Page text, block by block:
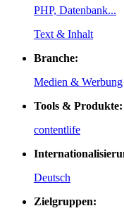
PHP, Datenbank...
Text & Inhalt
Branche:
Medien & Werbung
Tools & Produkte:
contentlife
Deutsch
Zielgruppen: